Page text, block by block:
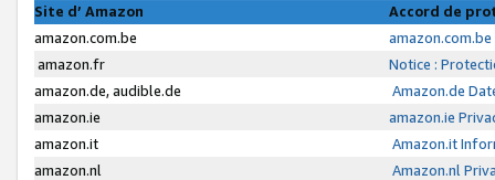
Site d’ Amazon
Accord de
amazon.com.be
amazon.fr
Notice :
amazon.de, audible.de
Amazon.de
amazon.ie
amazon.ie
amazon.it
Amazon.it
amazon.nl
Amazon.nl